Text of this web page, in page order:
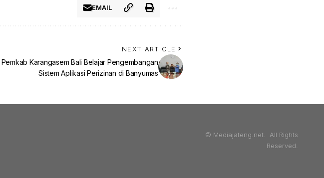
EMAIL
NEXT ARTICLE
Pemkab Karangasem Bali Belajar Pengembangan
Sistem Aplikasi Perizinan di Banyumas
© Mediajateng.net. All Rights
Reserved.